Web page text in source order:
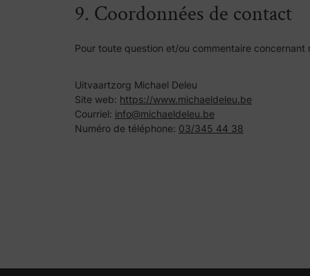
9. Coordonnées de contact
Pour toute question et/ou commentaire
Uitvaartzorg Michael Deleu
Site web: https://www.michaeldeleu.be
Courriel: info@michaeldeleu.be
Numéro de téléphone: 03/345 44 38